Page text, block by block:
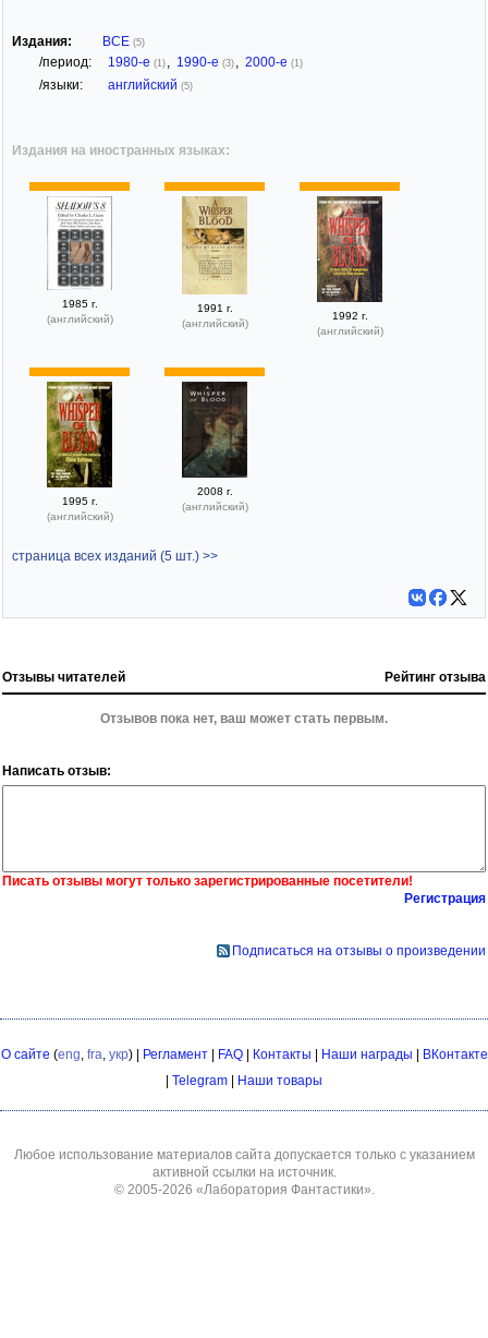
Издания: ВСЕ (5)
/период: 1980-е (1) 1990-е (3) 2000-е (1)
/языки: английский (5)
Издания на иностранных языках:
1985 г.
(английский)
1991 г.
(английский)
1992 г.
(английский)
1995 г.
(английский)
2008 г.
(английский)
страница всех изданий (5 шт.) >>
Отзывы читателей Рейтинг отзыва
Отзывов пока нет, ваш может стать первым.
Написать отзыв:
Писать отзывы могут только зарегистрированные посетители!
Регистрация
Подписаться на отзывы о произведении
О сайте (eng fra укр) | Регламент| FAQ| Контакты | Наши награды | ВКонтакте
| Telegram | Наши товары
Любое использование материалов сайта допускается только с указанием
активной ссылки на источник.
© 2005-2026 «Лаборатория Фантастики»